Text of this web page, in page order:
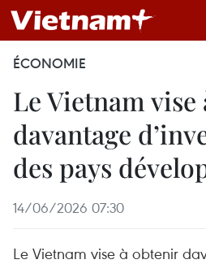
ÉCONOMIE
Le Vietnam
davantage
des pays
14/06/2026 07:30
Le Vietnam vise à obtenir